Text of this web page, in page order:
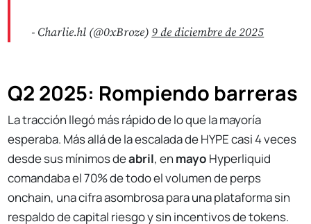
- Charlie.hl (@0xBroze) 9 de diciembre de 2025
Q2 2025: Rompiendo barreras
La tracción llegó más rápido de lo que la mayoría
esperaba. Más allá de la escalada de HYPE casi 4 veces
desde sus mínimos deabril, en mayo Hyperliquid
comandaba el 70% de todo el volumen de perps
onchain, una cifra asombrosa para una plataforma sin
respaldo de capital riesgo y sin incentivos de tokens.